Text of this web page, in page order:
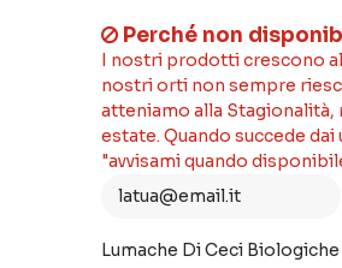
Perché non
I nostri prodotti crescono
nostri orti non sempre
atteniamo alla
estate. Quando succede
"avvisami quando
Lumache Di Ceci Biologiche